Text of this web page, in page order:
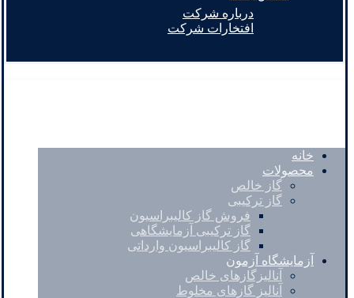
درباره شرکت
افتخارات شرکت
خانه
محصولات
گاز خالص
گاز ترکیبی
فروش گاز کالیبراسیون
گاز ترکیبی آزمایشگاهی
گاز کالیبراسیون وارداتی
آزمایشگاه آزمون
آنالیزگازهای خالص
آنالیز گازهای مخلوط